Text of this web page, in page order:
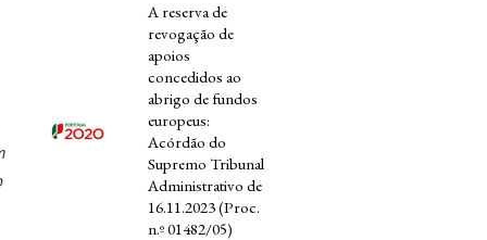
A reserva de
revogação de
apoios
concedidos ao
abrigo de fundos
europeus:
Acórdão do
Supremo Tribunal
Administrativo de
16.11.2023 (Proc.
n.º 01482/05)